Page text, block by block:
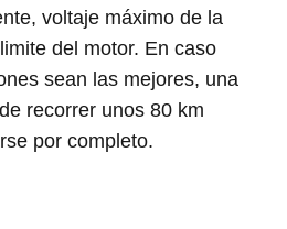
voltaje máximo de la
del motor. En caso
sean las mejores, una
recorrer unos 80 km
por completo.